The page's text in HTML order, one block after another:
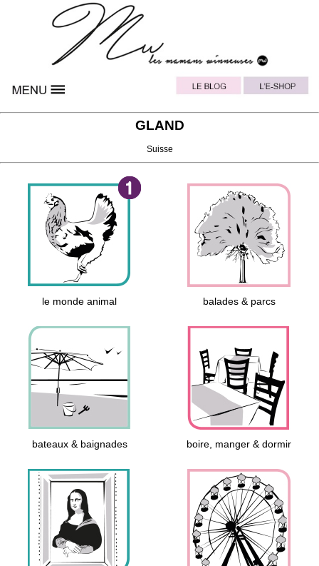
GLAND
Suisse
le monde animal balades & parcs
bateaux & baignades boire, manger & dormir